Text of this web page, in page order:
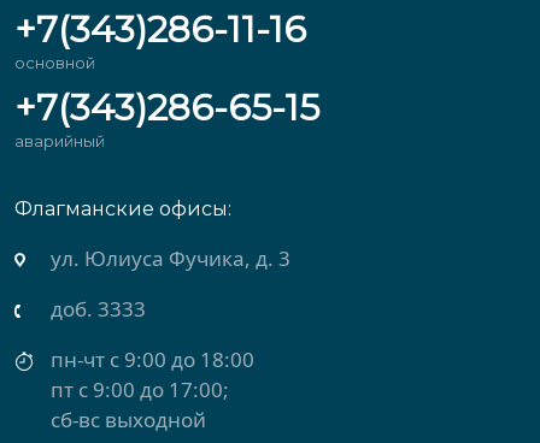
+7(343)286-11-16
основной
+7(343)286-65-15
аварийный
Флагманские офисы:
ул. Юлиуса Фучика, д. 3
доб. 3333
пн-чт с 9:00 до 18:00
пт с 9:00 до 17:00;
сб-вс выходной